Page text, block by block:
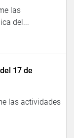
las
del...
17 de
las actividades